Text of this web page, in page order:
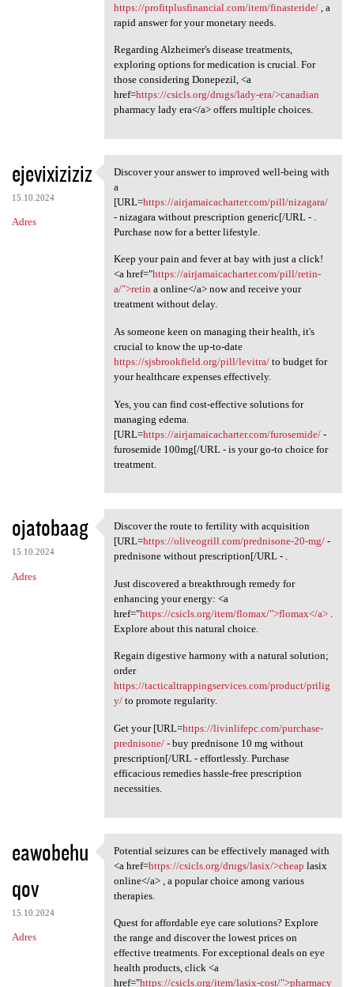
https://profitplusfinancial.com/item/finasteride/, a
rapid answer for your monetary needs.
Regarding Alzheimer's disease treatments,
exploring options for medication is crucial. For
those considering Donepezil, <a
href=https://csicls.org/drugs/lady-era/>canadian
pharmacy lady era</a> offers multiple choices.
ejevixiziziz
15.10.2024
Adres
Discover your answer to
Discover your answer to improved well-being with
a
[URL=https://airjamaicacharter.com/pill/nizagara/
- nizagara without prescription generic[/URL - .
Purchase now for a better lifestyle.
Keep your pain and fever at bay with just a click!
<a href="https://airjamaicacharter.com/pill/retin-
a/">retin a online</a> now and receive your
treatment without delay.
As someone keen on managing their health, it's
crucial to know the up-to-date
https://sjsbrookfield.org/pill/levitra/to budget for
your healthcare expenses effectively.
Yes, you can find cost-effective solutions for
managing edema.
[URL=https://airjamaicacharter.com/furosemide/-
furosemide 100mg[/URL - is your go-to choice for
treatment.
ojatobaag
15.10.2024
Adres
Discover the route to
Discover the route to fertility with acquisition
[URL=https://oliveogrill.com/prednisone-20-mg/-
prednisone without prescription[/URL - .
Just discovered a breakthrough remedy for
enhancing your energy: <a
href="https://csicls.org/item/flomax/">flomax</a>.
Explore about this natural choice.
Regain digestive harmony with a natural solution;
order
https://tacticaltrappingservices.com/product/prilig
y/to promote regularity.
Get your [URL=https://livinlifepc.com/purchase-
prednisone/- buy prednisone 10 mg without
prescription[/URL - effortlessly. Purchase
efficacious remedies hassle-free prescription
necessities.
eawobehu
qov
15.10.2024
Adres
Potential seizures can be
Potential seizures can be effectively managed with
<a href=https://csicls.org/drugs/lasix/>cheap lasix
online</a> , a popular choice among various
therapies.
Quest for affordable eye care solutions? Explore
the range and discover the lowest prices on
effective treatments. For exceptional deals on eye
health products, click <a
href="https://csicls.org/item/lasix-cost/">pharmacy